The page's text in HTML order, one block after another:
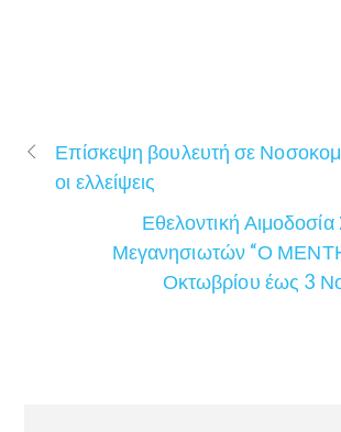
Επίσκεψη βουλευτή σε
οι ελλείψεις
Εθελοντική
Μεγανησιωτών “Ο
Οκτωβρίου έως 3